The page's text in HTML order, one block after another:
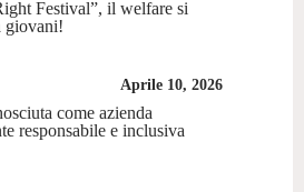
Festival”, il welfare si
giovani!
Aprile 10, 2026
come azienda
responsabile e inclusiva